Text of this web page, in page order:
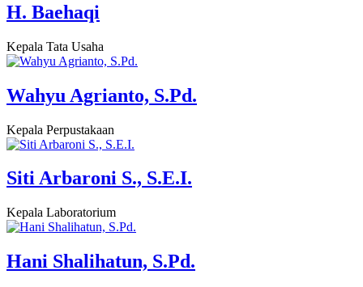
H. Baehaqi
Kepala Tata Usaha
Wahyu Agrianto, S.Pd.
Kepala Perpustakaan
Siti Arbaroni S., S.E.I.
Kepala Laboratorium
Hani Shalihatun, S.Pd.